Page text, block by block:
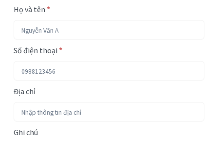
Họ và tên *
Số điện thoại *
Địa chỉ
Ghi chú